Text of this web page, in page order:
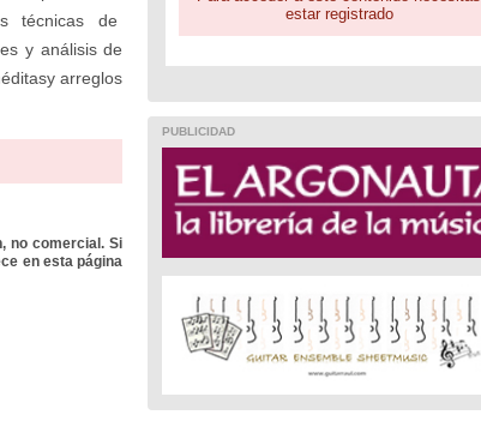
técnicas de
y análisis de
arreglos
no comercial. Si
en esta página
estar registrado
PUBLICIDAD